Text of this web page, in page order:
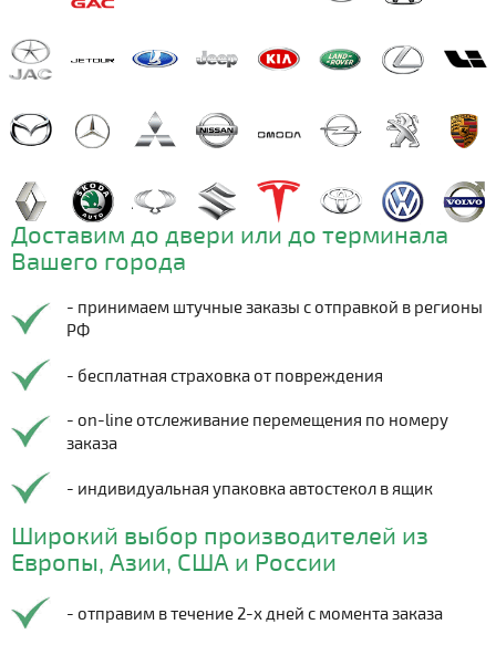
Доставим до двери или до терминала
Вашего города
- принимаем штучные заказы с отправкой в регионы
РФ
- бесплатная страховка от повреждения
- on-line отслеживание перемещения по номеру
заказа
- индивидуальная упаковка автостекол в ящик
Широкий выбор производителей из
Европы, Азии, США и России
- отправим в течение 2-х дней с момента заказа